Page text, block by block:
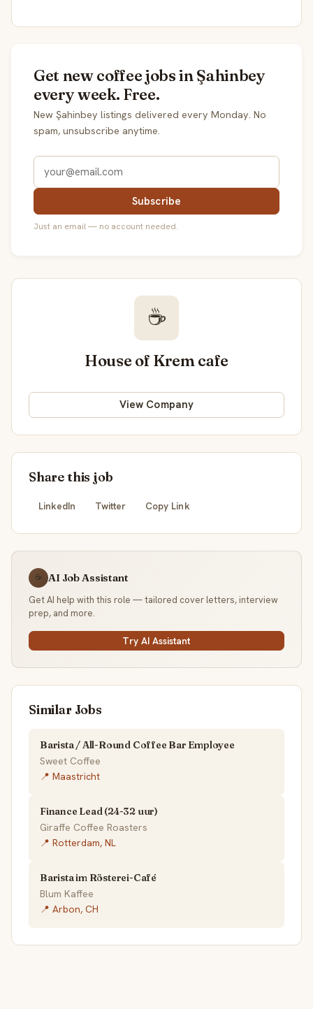
Get new coffee jobs in Şahinbey
every week. Free.
New Şahinbey listings delivered every Monday. No
spam, unsubscribe anytime.
Subscribe
Just an email — no account needed.
☕
House of Krem cafe
View Company
Share this job
LinkedIn Twitter Copy Link
☕ AI Job Assistant
Get AI help with this role — tailored cover letters, interview
prep, and more.
Try AI Assistant
Similar Jobs
Barista / All-Round Coffee Bar Employee
Sweet Coffee
📍 Maastricht
Finance Lead (24-32 uur)
Giraffe Coffee Roasters
📍 Rotterdam, NL
Barista im Rösterei-Café
Blum Kaffee
📍 Arbon, CH